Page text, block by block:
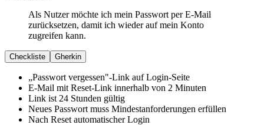
Als Nutzer möchte ich mein Passwort per E-Mail
zurücksetzen, damit ich wieder auf mein Konto
zugreifen kann.
Checkliste Gherkin
„Passwort vergessen"-Link auf Login-Seite
E-Mail mit Reset-Link innerhalb von 2 Minuten
Link ist 24 Stunden gültig
Neues Passwort muss Mindestanforderungen erfüllen
Nach Reset automatischer Login